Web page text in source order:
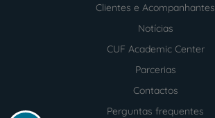
Clientes e Acompanhantes
Notícias
CUF Academic Center
Parcerias
Contactos
Perguntas frequentes